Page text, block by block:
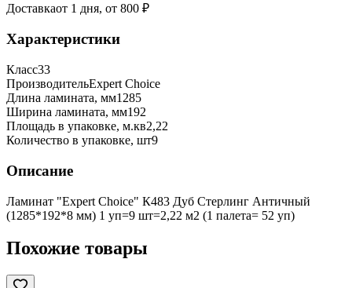
Доставкаот 1 дня, от 800 ₽
Характеристики
Класс33
ПроизводительExpert Choice
Длина ламината, мм1285
Ширина ламината, мм192
Площадь в упаковке, м.кв2,22
Количество в упаковке, шт9
Описание
Ламинат "Expert Choice" К483 Дуб Стерлинг Античный
(1285*192*8 мм) 1 уп=9 шт=2,22 м2 (1 палета= 52 уп)
Похожие товары